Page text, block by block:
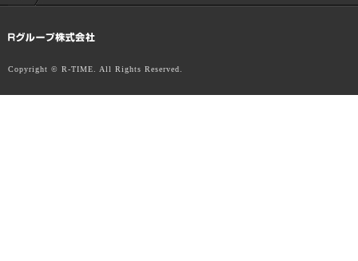
Copyright © R-TIME. All Rights Reserved.